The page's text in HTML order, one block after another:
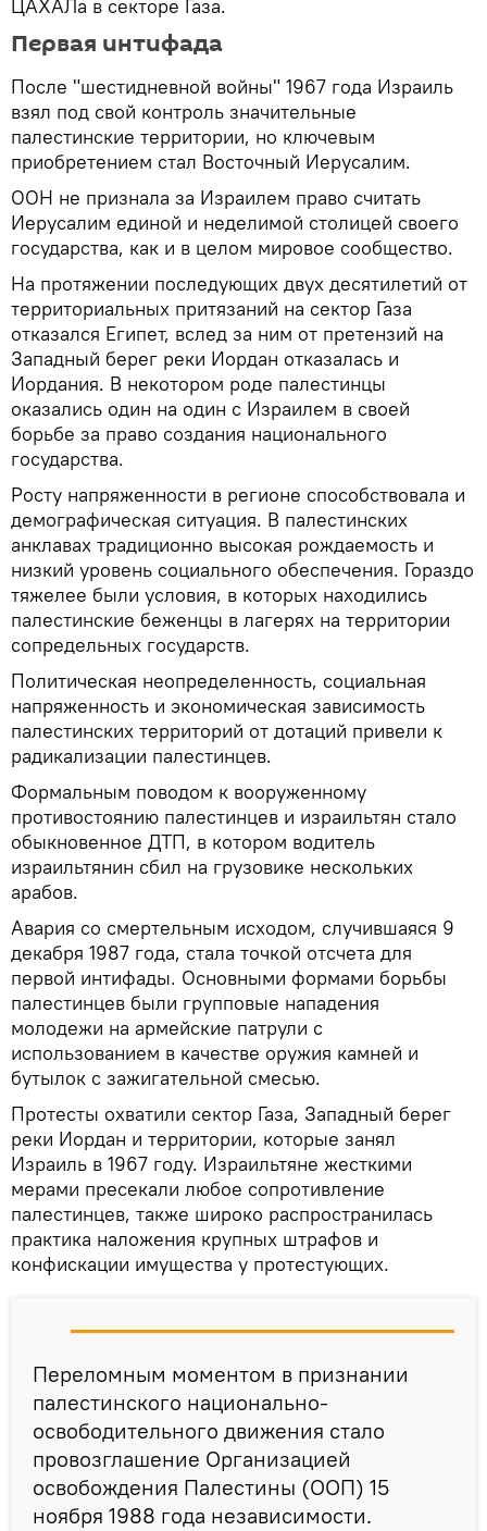
ЦАХАЛа в секторе Газа.
Первая интифада
После "шестидневной войны" 1967 года Израиль
взял под свой контроль значительные
палестинские территории, но ключевым
приобретением стал Восточный Иерусалим.
ООН не признала за Израилем право считать
Иерусалим единой и неделимой столицей своего
государства, как и в целом мировое сообщество.
На протяжении последующих двух десятилетий от
территориальных притязаний на сектор Газа
отказался Египет, вслед за ним от претензий на
Западный берег реки Иордан отказалась и
Иордания. В некотором роде палестинцы
оказались один на один с Израилем в своей
борьбе за право создания национального
государства.
Росту напряженности в регионе способствовала и
демографическая ситуация. В палестинских
анклавах традиционно высокая рождаемость и
низкий уровень социального обеспечения. Гораздо
тяжелее были условия, в которых находились
палестинские беженцы в лагерях на территории
сопредельных государств.
Политическая неопределенность, социальная
напряженность и экономическая зависимость
палестинских территорий от дотаций привели к
радикализации палестинцев.
Формальным поводом к вооруженному
противостоянию палестинцев и израильтян стало
обыкновенное ДТП, в котором водитель
израильтянин сбил на грузовике нескольких
арабов.
Авария со смертельным исходом, случившаяся 9
декабря 1987 года, стала точкой отсчета для
первой интифады. Основными формами борьбы
палестинцев были групповые нападения
молодежи на армейские патрули с
использованием в качестве оружия камней и
бутылок с зажигательной смесью.
Протесты охватили сектор Газа, Западный берег
реки Иордан и территории, которые занял
Израиль в 1967 году. Израильтяне жесткими
мерами пресекали любое сопротивление
палестинцев, также широко распространилась
практика наложения крупных штрафов и
конфискации имущества у протестующих.
Переломным моментом в признании
палестинского национально-
освободительного движения стало
провозглашение Организацией
освобождения Палестины (ООП) 15
ноября 1988 года независимости.